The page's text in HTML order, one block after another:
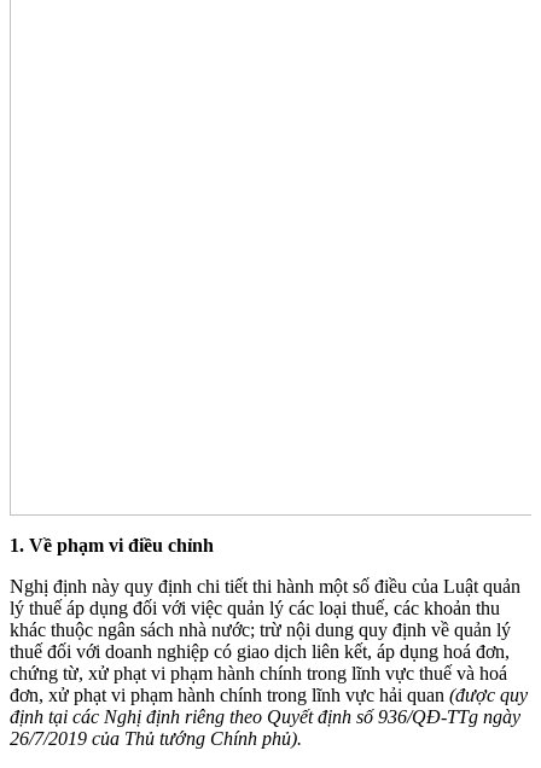
1. Về phạm vi điều chỉnh
Nghị định này quy định chi tiết thi hành một số điều của Luật quản
lý thuế áp dụng đối với việc quản lý các loại thuế, các khoản thu
khác thuộc ngân sách nhà nước; trừ nội dung quy định về quản lý
thuế đối với doanh nghiệp có giao dịch liên kết, áp dụng hoá đơn,
chứng từ, xử phạt vi phạm hành chính trong lĩnh vực thuế và hoá
đơn, xử phạt vi phạm hành chính trong lĩnh vực hải quan (được quy
định tại các Nghị định riêng theo Quyết định số 936/QĐ-TTg ngày
26/7/2019 của Thủ tướng Chính phủ).